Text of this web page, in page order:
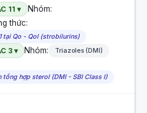
11 ▾ Nhóm:
thức:
tại Qo - QoI (strobilurins)
3 ▾ Nhóm: Triazoles (DMI)
tổng hợp sterol (DMI - SBI Class I)